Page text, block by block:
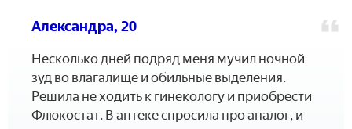
Александра, 20
Несколько дней подряд меня мучил ночной
зуд во влагалище и обильные выделения.
Решила не ходить к гинекологу и приобрести
Флюкостат. В аптеке спросила про аналог, и